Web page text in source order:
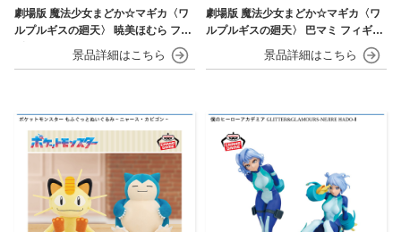
劇場版 魔法少女まどか☆マギカ〈ワ
ルプルギスの廻天〉 暁美ほむら フィ
劇場版 魔法少女まどか☆マギカ〈ワ
ルプルギスの廻天〉 巴マミ フィギュ